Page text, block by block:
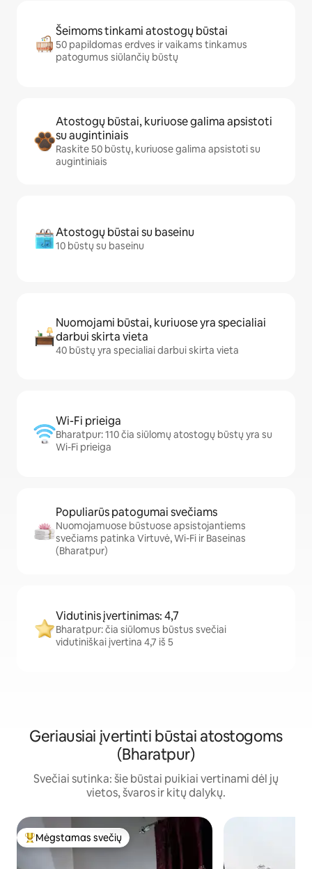
Šeimoms tinkami atostogų būstai
50 papildomas erdves ir vaikams tinkamus
patogumus siūlančių būstų
Atostogų būstai, kuriuose galima apsistoti
su augintiniais
Raskite 50 būstų, kuriuose galima apsistoti su
augintiniais
Atostogų būstai su baseinu
10 būstų su baseinu
Nuomojami būstai, kuriuose yra specialiai
darbui skirta vieta
40 būstų yra specialiai darbui skirta vieta
Wi-Fi prieiga
Bharatpur: 110 čia siūlomų atostogų būstų yra su
Wi-Fi prieiga
Populiarūs patogumai svečiams
Nuomojamuose būstuose apsistojantiems
svečiams patinka Virtuvė, Wi-Fi ir Baseinas
(Bharatpur)
Vidutinis įvertinimas: 4,7
Bharatpur: čia siūlomus būstus svečiai
vidutiniškai įvertina 4,7 iš 5
Geriausiai įvertinti būstai atostogoms
(Bharatpur)
Svečiai sutinka: šie būstai puikiai vertinami dėl jų
vietos, švaros ir kitų dalykų.
Svečių mėgstamiausias
Mėgstamas svečių